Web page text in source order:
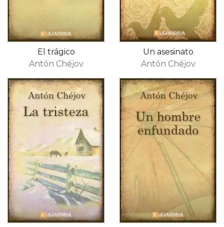
El trágico
Antón Chéjov
Un asesinato
Antón Chéjov